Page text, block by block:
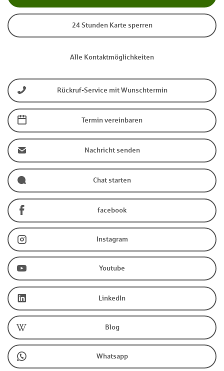
24 Stunden Karte sperren
Alle Kontaktmöglichkeiten
Rückruf-Service mit Wunschtermin
Termin vereinbaren
Nachricht senden
Chat starten
facebook
Instagram
Youtube
LinkedIn
Blog
Whatsapp